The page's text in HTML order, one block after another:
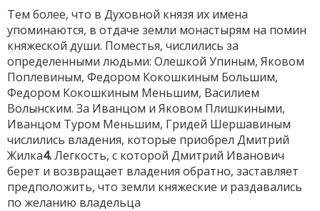
Тем более, что в Духовной князя их имена
упоминаются, в отдаче земли монастырям на помин
княжеской души. Поместья, числились за
определенными людьми: Олешкой Упиным, Яковом
Поплевиным, Федором Кокошкиным Большим,
Федором Кокошкиным Меньшим, Василием
Волынским. За Иванцом и Яковом Плишкиными,
Иванцом Туром Меньшим, Гридей Шершавиным
числились владения, которые приобрел Дмитрий
Жилка4.Легкость, с которой Дмитрий Иванович
берет и возвращает владения обратно, заставляет
предположить, что земли княжеские и раздавались
по желанию владельца